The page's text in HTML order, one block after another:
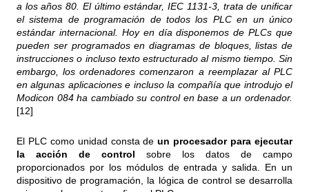
a los años 80. El último estándar, IEC 1131-3, trata de unificar
el sistema de programación de todos los PLC en un único
estándar internacional. Hoy en día disponemos de PLCs que
pueden ser programados en diagramas de bloques, listas de
instrucciones o incluso texto estructurado al mismo tiempo. Sin
embargo, los ordenadores comenzaron a reemplazar al PLC
en algunas aplicaciones e incluso la compañía que introdujo el
Modicon 084 ha cambiado su control en base a un ordenador.
[12]
El PLC como unidad consta de un procesador para ejecutar
la acción de control sobre los datos de campo
proporcionados por los módulos de entrada y salida. En un
dispositivo de programación, la lógica de control se desarrolla